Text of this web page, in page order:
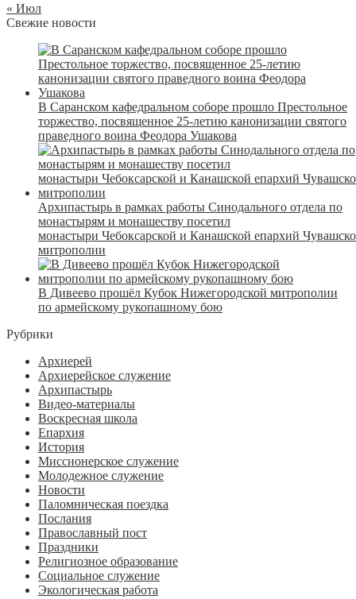
« Июл
Свежие новости
В Саранском кафедральном соборе прошло Престольное
торжество, посвященное 25-летию канонизации святого
праведного воина Феодора Ушакова
Архипастырь в рамках работы Синодального отдела по
монастырям и монашеству посетил
монастыри Чебоксарской и Канашской епархий
митрополии
В Дивеево прошёл Кубок Нижегородской митрополии
по армейскому рукопашному бою
Рубрики
Архиерей
Архиерейское служение
Архипастырь
Видео-материалы
Воскресная школа
Епархия
История
Миссионерское служение
Молодежное служение
Новости
Паломническая поездка
Послания
Православный пост
Праздники
Религиозное образование
Социальное служение
Экологическая работа